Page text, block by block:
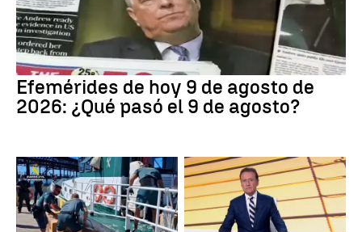
Efemérides de hoy 9 de agosto de
2026: ¿Qué pasó el 9 de agosto?